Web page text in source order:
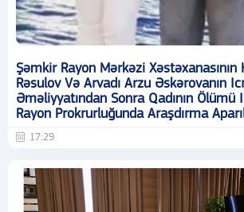
Şəmkir Rayon Mərkəzi
Rəsulov Və Arvadı Arzu Əskərovanın
Əməliyyatından Sonra Qadının Ölümü
Rayon Prokrurluğunda Araşdırma
17:29